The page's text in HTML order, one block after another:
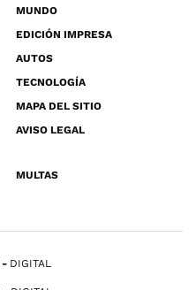
MUNDO
EDICIÓN IMPRESA
AUTOS
TECNOLOGÍA
MAPA DEL SITIO
AVISO LEGAL
MULTAS
DIGITAL